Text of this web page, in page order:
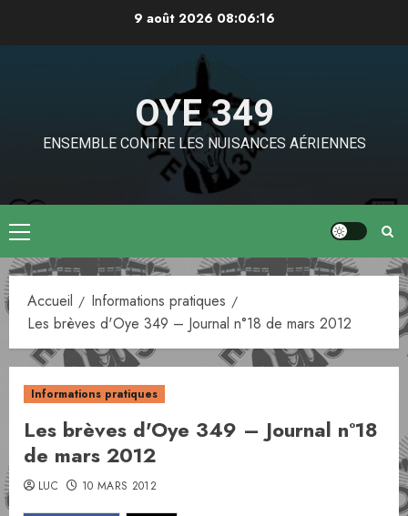
9 août 2026 08:06:16
OYE 349
ENSEMBLE CONTRE LES NUISANCES AÉRIENNES
Menu
principal
Accueil
Informations pratiques
Les brèves d'Oye 349 – Journal n°18 de mars 2012
Informations pratiques
Les brèves d'Oye 349 – Journal n°18
de mars 2012
LUC 10 MARS 2012